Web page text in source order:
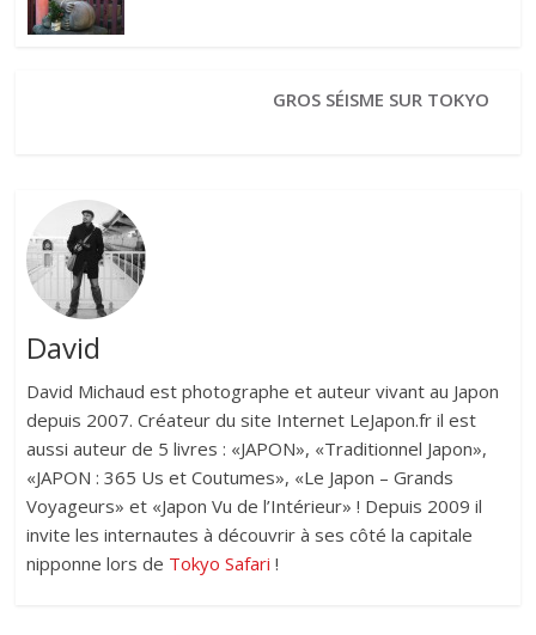
GROS SÉISME SUR TOKYO
David
David Michaud est photographe et auteur vivant au Japon
depuis 2007. Créateur du site Internet LeJapon.fr il est
aussi auteur de 5 livres : «JAPON», «Traditionnel Japon»,
«JAPON : 365 Us et Coutumes», «Le Japon – Grands
Voyageurs» et «Japon Vu de l’Intérieur» ! Depuis 2009 il
invite les internautes à découvrir à ses côté la capitale
nipponne lors de Tokyo Safari !